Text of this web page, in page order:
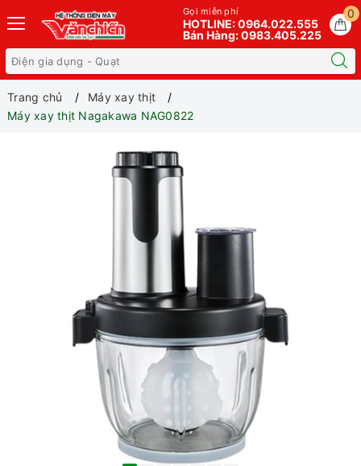
0
Gọi miễn phí
HOTLINE: 0964.022.555
Bán Hàng: 0983.405.225
Trang chủ
Máy xay thịt
Máy xay thịt Nagakawa NAG0822